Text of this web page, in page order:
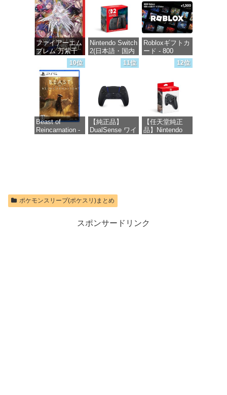
価格：¥4,400
256GB for
Nintendo Switch
2(サムスン マイ
クロSDエクス
プレスカード
256GB)
【Amazon.co.jp
Nintendo S
価格：¥9,980
ファイアーエム
ブレム 万紫千
紅 -Switch2
価格：¥8,979
Nintendo Switch
2(日本語・国内
Robloxギフトカ
ード - 800
Robux 【限定バ
ーチャルアイテ
【オンラインゲ
ームコード】
ロブロックス |
オンラインコー
ド版
価格：¥1,300
10位
Beast of
Reincarnation -
11位
【純正品】
DualSense ワイ
12位
【任天堂純正
品】Nintendo
ポケモンスリープ(ポケスリ)まとめ
スポンサードリンク